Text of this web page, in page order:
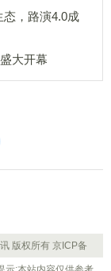
，路演4.0成
大开幕
版权所有 京ICP备